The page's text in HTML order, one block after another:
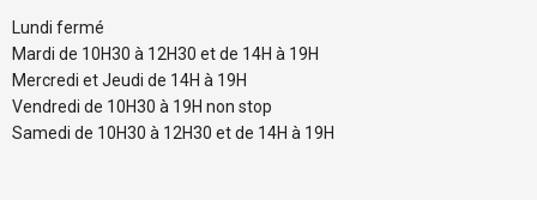
Lundi fermé
Mardi de 10H30 à 12H30 et de 14H à 19H
Mercredi et Jeudi de 14H à 19H
Vendredi de 10H30 à 19H non stop
Samedi de 10H30 à 12H30 et de 14H à 19H